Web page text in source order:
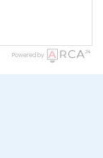
Powered by